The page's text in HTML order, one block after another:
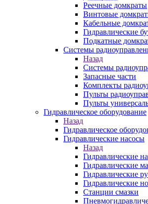
Реечные домкраты
Винтовые
Кабельные
Гидравлические
Подкатные
Системы
Назад
Системы
Запасные части
Комплекты
Пульты
Пульты
Гидравлическое оборудование
Назад
Гидравлическое
Гидравлические насосы
Назад
Гидравлические
Гидравлические
Гидравлические
Гидравлические
Станции смазки